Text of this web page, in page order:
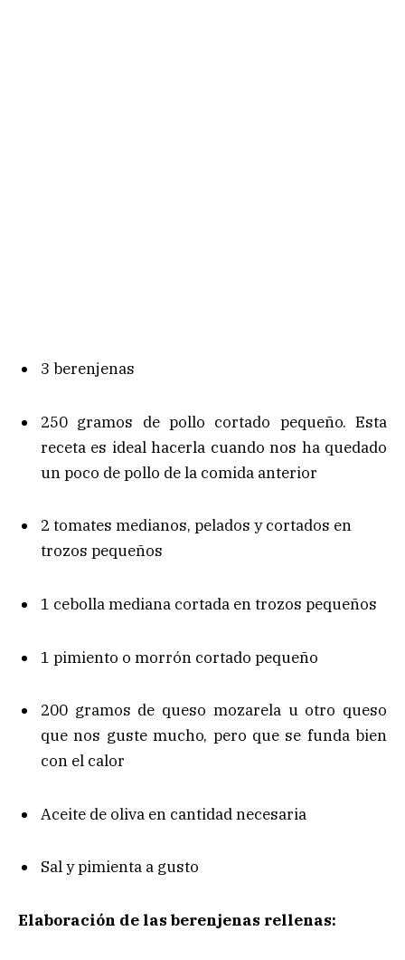
3 berenjenas
250 gramos de pollo cortado pequeño. Esta
receta es ideal hacerla cuando nos ha quedado
un poco de pollo de la comida anterior
2 tomates medianos, pelados y cortados en
trozos pequeños
1 cebolla mediana cortada en trozos pequeños
1 pimiento o morrón cortado pequeño
200 gramos de queso mozarela u otro queso
que nos guste mucho, pero que se funda bien
con el calor
Aceite de oliva en cantidad necesaria
Sal y pimienta a gusto
Elaboración de las berenjenas rellenas: